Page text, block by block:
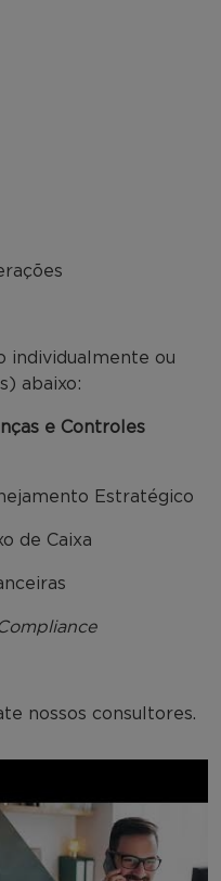
individualmente ou
abaixo:
e Controles
Estratégico
de Caixa
nossos consultores.